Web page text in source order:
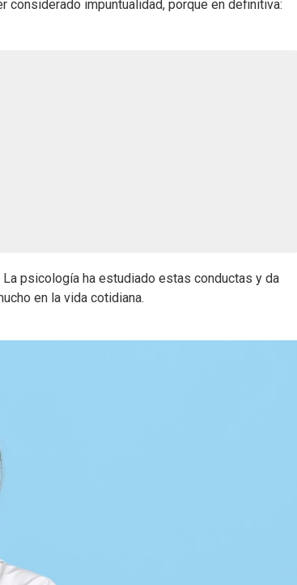
considerado impuntualidad, porque en definitiva:
La psicología ha estudiado estas conductas y da
en la vida cotidiana.